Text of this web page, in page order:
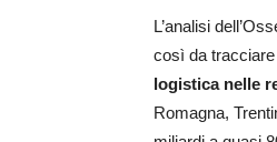
L’analisi
così da
logistica nelle
Romagna,